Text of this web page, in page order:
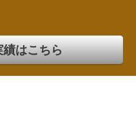
績はこちら